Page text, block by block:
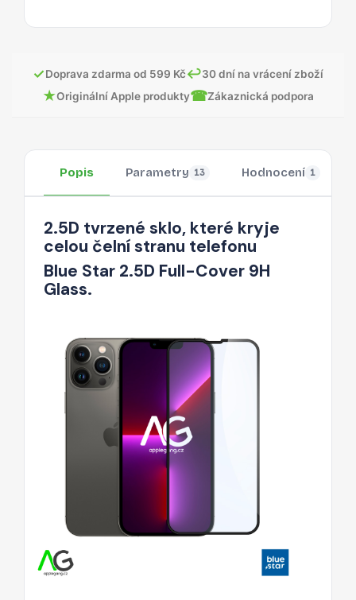
✓Doprava zdarma od 599 Kč↩30 dní na vrácení zboží
★Originální Apple produkty☎Zákaznická podpora
Popis Parametry 13 Hodnocení 1
2.5D tvrzené sklo, které kryje
celou čelní stranu telefonu
Blue Star 2.5D Full-Cover 9H
Glass.